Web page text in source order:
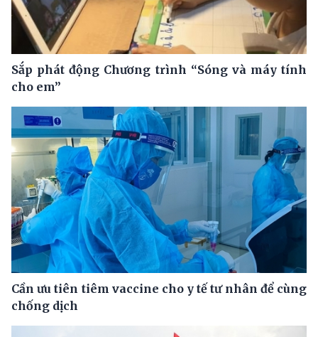
Sắp phát động Chương trình “Sóng và máy tính
cho em”
Cần ưu tiên tiêm vaccine cho y tế tư nhân để cùng
chống dịch